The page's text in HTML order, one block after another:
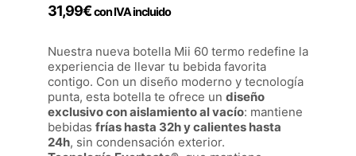
31,99€con IVA incluido
Nuestra nueva botella Mii 60 termo redefine la
experiencia de llevar tu bebida favorita
contigo. Con un diseño moderno y tecnología
punta, esta botella te ofrece un diseño
exclusivo con aislamiento al vacío: mantiene
bebidas frías hasta 32h y calientes hasta
24h, sin condensación exterior.